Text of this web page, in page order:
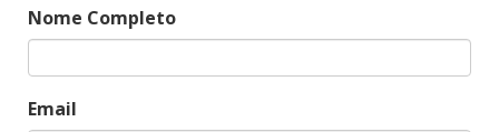
Nome Completo
Email